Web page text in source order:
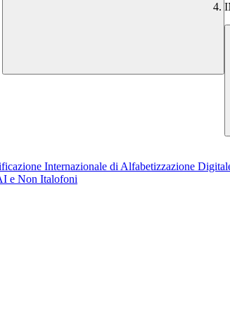
Internazionale di Alfabetizzazione
e Non Italofoni